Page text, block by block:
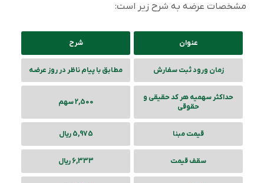
مشخصات عرضه به شرح زیر است:
عنوان شرح
زمان ورود ثبت سفارش مطابق با پیام ناظر در روز عرضه
حداکثر سهمیه هر کد حقیقی و
حقوقی
2,500 سهم
قیمت مبنا 5,975 ریال
سقف قیمت 6,333 ریال